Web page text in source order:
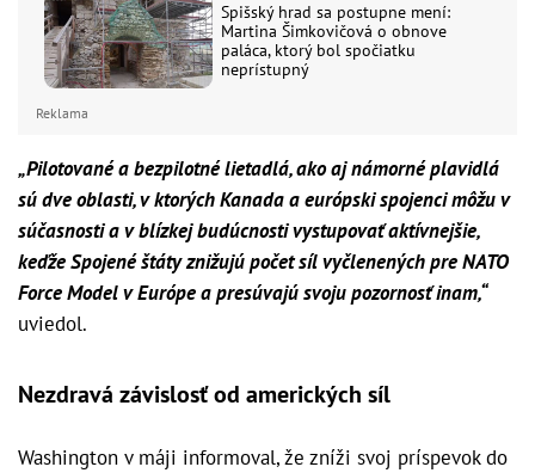
Spišský hrad sa postupne mení:
Martina Šimkovičová o obnove
paláca, ktorý bol spočiatku
neprístupný
Reklama
„Pilotované a bezpilotné lietadlá, ako aj námorné plavidlá
sú dve oblasti, v ktorých Kanada a európski spojenci môžu v
súčasnosti a v blízkej budúcnosti vystupovať aktívnejšie,
keďže Spojené štáty znižujú počet síl vyčlenených pre NATO
Force Model v Európe a presúvajú svoju pozornosť inam,“
uviedol.
Nezdravá závislosť od amerických síl
Washington v máji informoval, že zníži svoj príspevok do